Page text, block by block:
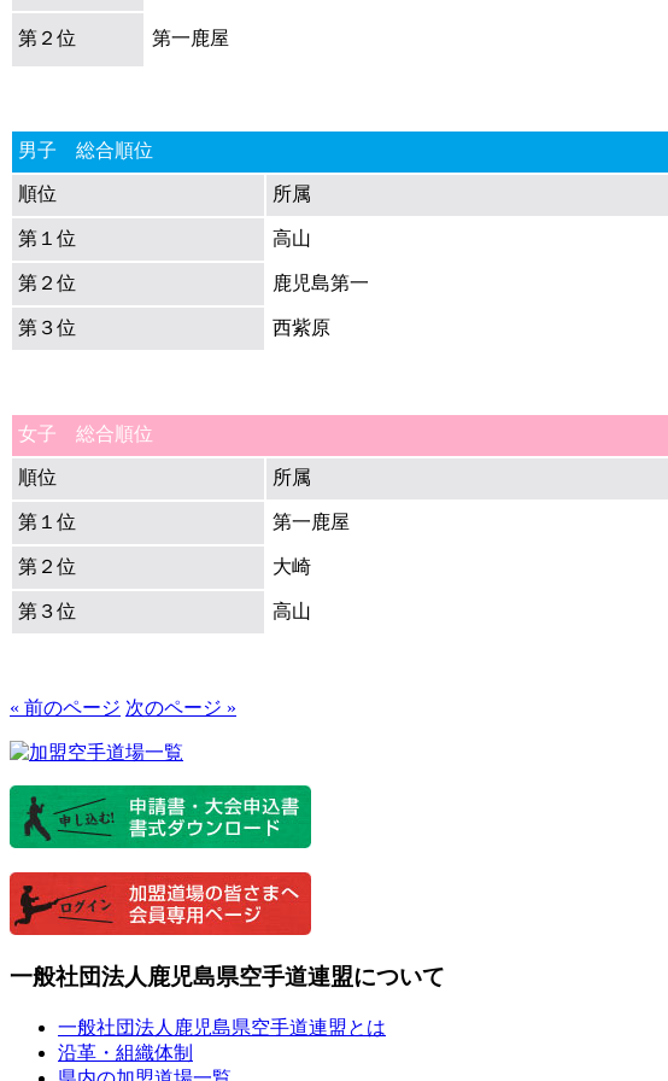
第２位 第一鹿屋
男子 総合順位
順位 所属
第１位 高山
第２位 鹿児島第一
第３位 西紫原
女子 総合順位
順位 所属
第１位 第一鹿屋
第２位 大崎
第３位 高山
« 前のページ 次のページ »
一般社団法人鹿児島県空手道連盟について
一般社団法人鹿児島県空手道連盟とは
沿革・組織体制